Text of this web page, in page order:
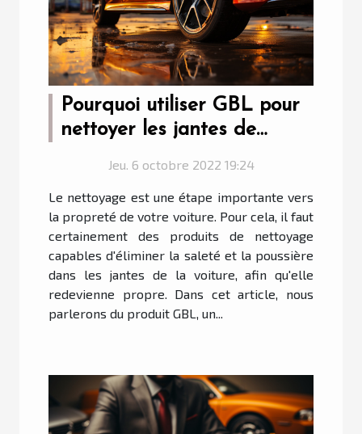
Pourquoi utiliser GBL pour
nettoyer les jantes de
Jeu. 6 octobre 2022 19:24
Le nettoyage est une étape importante vers
la propreté de votre voiture. Pour cela, il faut
certainement des produits de nettoyage
capables d'éliminer la saleté et la poussière
dans les jantes de la voiture, afin qu'elle
redevienne propre. Dans cet article, nous
parlerons du produit GBL, un...